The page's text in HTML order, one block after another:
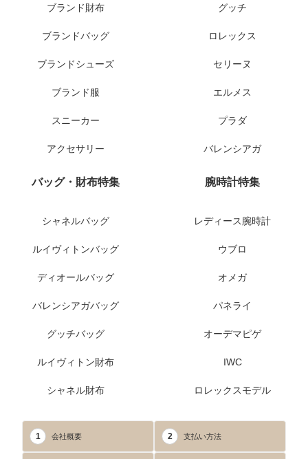
ブランド財布
ブランドバッグ
ブランドシューズ
ブランド服
スニーカー
アクセサリー
グッチ
ロレックス
セリーヌ
エルメス
プラダ
バレンシアガ
バッグ・財布特集
シャネルバッグ
ルイヴィトンバッグ
ディオールバッグ
バレンシアガバッグ
グッチバッグ
ルイヴィトン財布
シャネル財布
腕時計特集
レディース腕時計
ウブロ
オメガ
パネライ
オーデマピゲ
IWC
ロレックスモデル
1 会社概要 2 支払い方法